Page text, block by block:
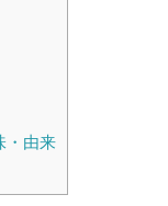
・由来